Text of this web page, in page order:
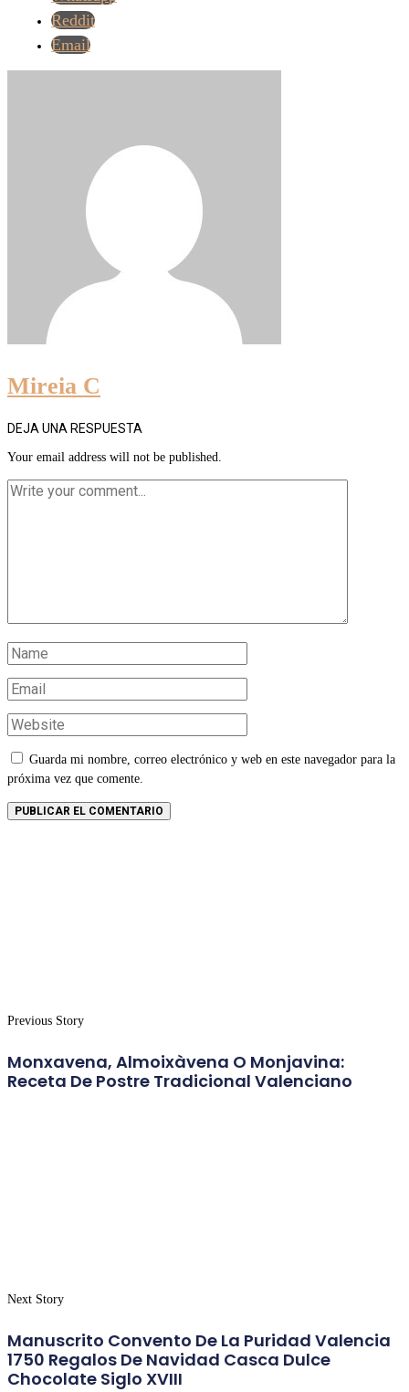
Reddit
Email
Mireia C
DEJA UNA RESPUESTA
Your email address will not be published.
Guarda mi nombre, correo electrónico y web en este navegador para la
próxima vez que comente.
Previous Story
Monxavena, Almoixàvena O Monjavina:
Receta De Postre Tradicional Valenciano
Next Story
Manuscrito Convento De La Puridad Valencia
1750 Regalos De Navidad Casca Dulce
Chocolate Siglo XVIII